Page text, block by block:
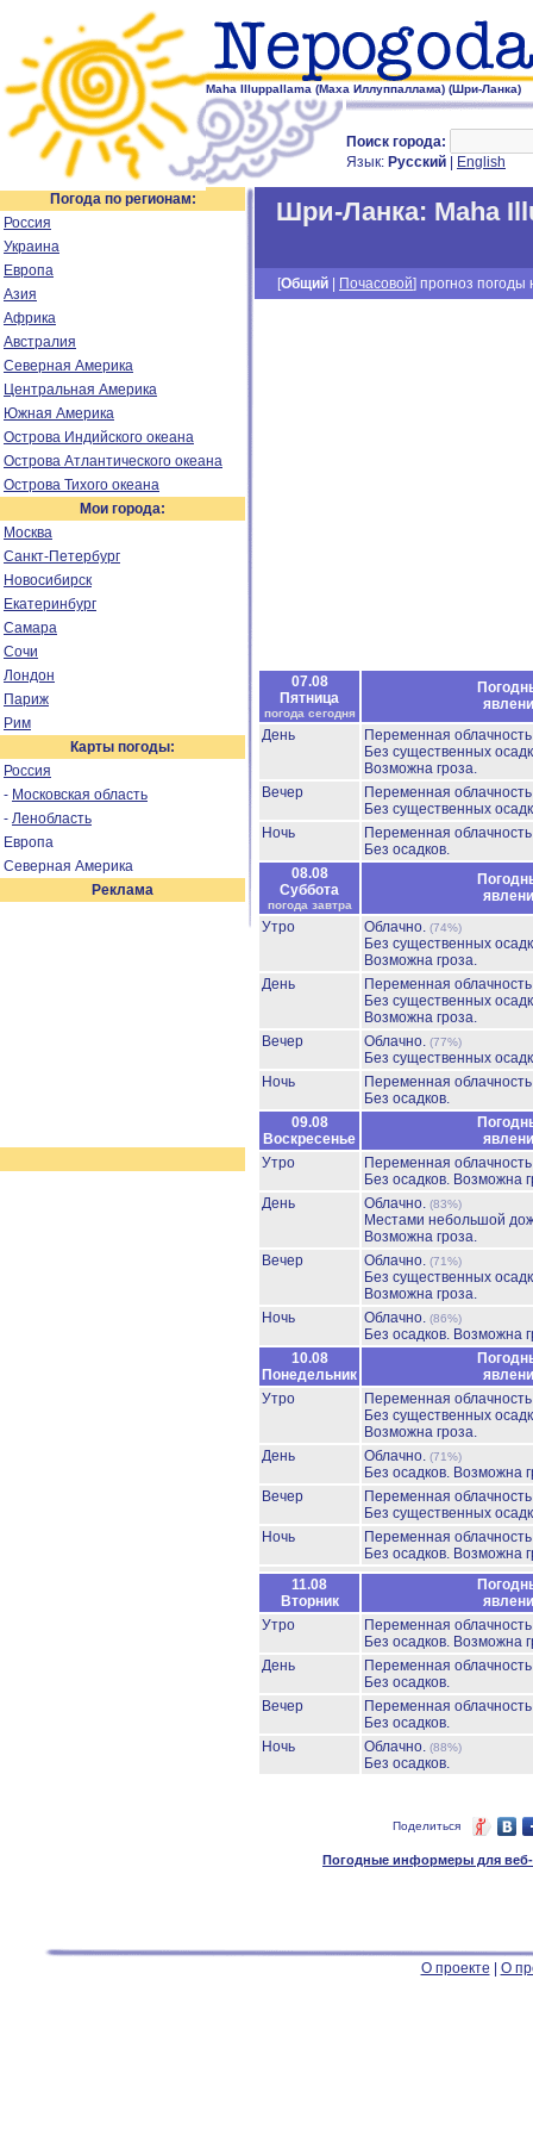
Maha Illuppallama (Маха Иллуппаллама) (Шри-Ланка)
Поиск города:
Язык: Русский English
Погода по регионам:
Россия
Украина
Европа
Азия
Африка
Австралия
Северная Америка
Центральная Америка
Южная Америка
Острова Индийского океана
Острова Атлантического океана
Острова Тихого океана
Мои города:
Москва
Санкт-Петербург
Новосибирск
Екатеринбург
Самара
Сочи
Лондон
Париж
Рим
Карты погоды:
Россия
- Московская область
- Ленобласть
Европа
Северная Америка
Реклама
Шри-Ланка: Maha
[Общий Почасовой] прогноз погоды
07.08
Пятница
погода сегодня
День
Переменная
Без существенных
Возможна гроза.
Вечер
Переменная
Без существенных
Ночь
Переменная
Без осадков.
08.08
Суббота
погода завтра
Утро
Облачно. (74%)
Без существенных
Возможна гроза.
День
Переменная
Без существенных
Возможна гроза.
Вечер
Облачно. (77%)
Без существенных
Ночь
Переменная
Без осадков.
09.08
Воскресенье
Утро
Переменная
Без осадков. Возможна
День
Облачно. (83%)
Местами небольшой
Возможна гроза.
Вечер
Облачно. (71%)
Без существенных
Возможна гроза.
Ночь
Облачно. (86%)
Без осадков. Возможна
10.08
Понедельник
Утро
Переменная
Без существенных
Возможна гроза.
День
Облачно. (71%)
Без осадков. Возможна
Вечер
Переменная
Без существенных
Ночь
Переменная
Без осадков. Возможна
11.08
Вторник
Утро
Переменная
Без осадков. Возможна
День
Переменная
Без осадков.
Вечер
Переменная
Без осадков.
Ночь
Облачно. (88%)
Без осадков.
Поделиться
Погодные информеры для веб-
О проекте О